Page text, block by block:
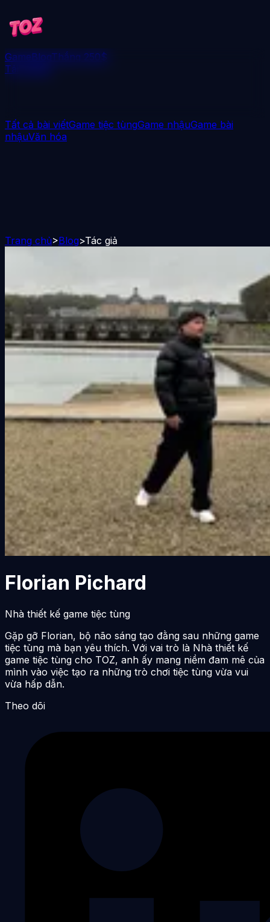
GameBlogThắng 250$
Tải xuống
Tất cả bài viếtGame tiệc tùngGame nhậuGame bài
nhậuVăn hóa
Trang chủ>Blog>Tác giả
Florian Pichard
Nhà thiết kế game tiệc tùng
Gặp gỡ Florian, bộ não sáng tạo đằng sau những game
tiệc tùng mà bạn yêu thích. Với vai trò là Nhà thiết kế
game tiệc tùng cho TOZ, anh ấy mang niềm đam mê của
mình vào việc tạo ra những trò chơi tiệc tùng vừa vui
vừa hấp dẫn.
Theo dõi